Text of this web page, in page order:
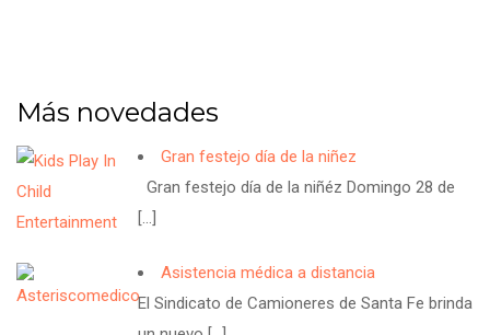
Más novedades
Gran festejo día de la niñez
Gran festejo día de la niñéz Domingo 28 de
[…]
Asistencia médica a distancia
El Sindicato de Camioneres de Santa Fe brinda